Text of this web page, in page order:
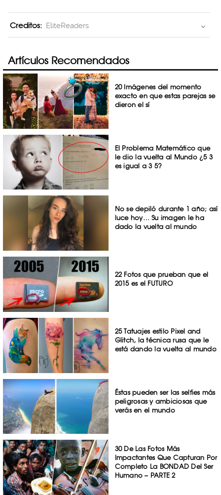
Creditos: EliteReaders
Artículos Recomendados
20 Imágenes del momento
exacto en que estas parejas se
dieron el sí
El Problema Matemático que
le dio la vuelta al Mundo ¿5×3
es igual a 3×5?
No se depiló durante 1 año; así
luce hoy… Su imagen le ha
dado la vuelta al mundo
22 Fotos que prueban que el
2015 es el FUTURO
25 Tatuajes estilo Pixel and
Glitch, la técnica rusa que le
está dando la vuelta al mundo
Éstas pueden ser las selfies más
peligrosas y ambiciosas que
verás en el mundo
30 De Las Fotos Más
Impactantes Que Capturan Por
Completo La BONDAD Del Ser
Humano – PARTE 2